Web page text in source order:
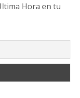
Hora en tu